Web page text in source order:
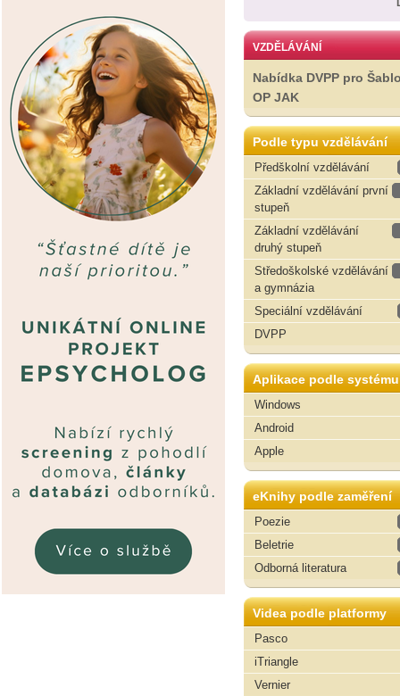
VZDĚLÁVÁNÍ
Nabídka DVPP pro
OP JAK
Podle typu vzdělávání
Předškolní vzdělávání
Základní vzdělávání první
stupeň
Základní vzdělávání
druhý stupeň
Středoškolské vzdělávání
a gymnázia
Speciální vzdělávání
DVPP
Aplikace podle systému
Windows
Android
Apple
eKnihy podle zaměření
Poezie
Beletrie
Odborná literatura
Videa podle platformy
Pasco
iTriangle
Vernier